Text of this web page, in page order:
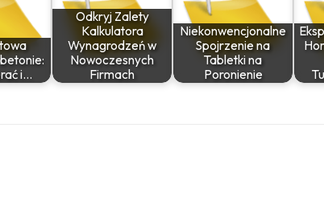
i…
Odkryj Zalety
Kalkulatora
Wynagrodzeń w
Nowoczesnych
Firmach
Niekonwencjonalne
Spojrzenie na
Tabletki na
Poronienie